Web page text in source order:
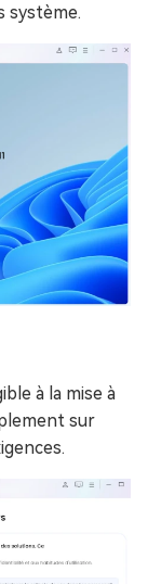
système.
à la mise à
sur